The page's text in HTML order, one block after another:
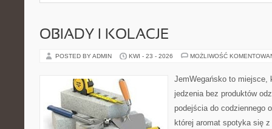
OBIADY I KOLACJE
POSTED BY ADMIN KWI - 23 - 2026 MOŻLIWOŚĆ
JemWegańsko to miejsce,
jedzenia bez produktów
podejścia do codziennego
której aromat spotyka się